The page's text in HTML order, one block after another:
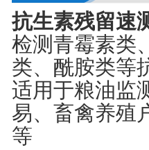
抗生素残留速
检测青霉素类
类、酰胺类等
适用于粮油监
易、畜禽养殖
等